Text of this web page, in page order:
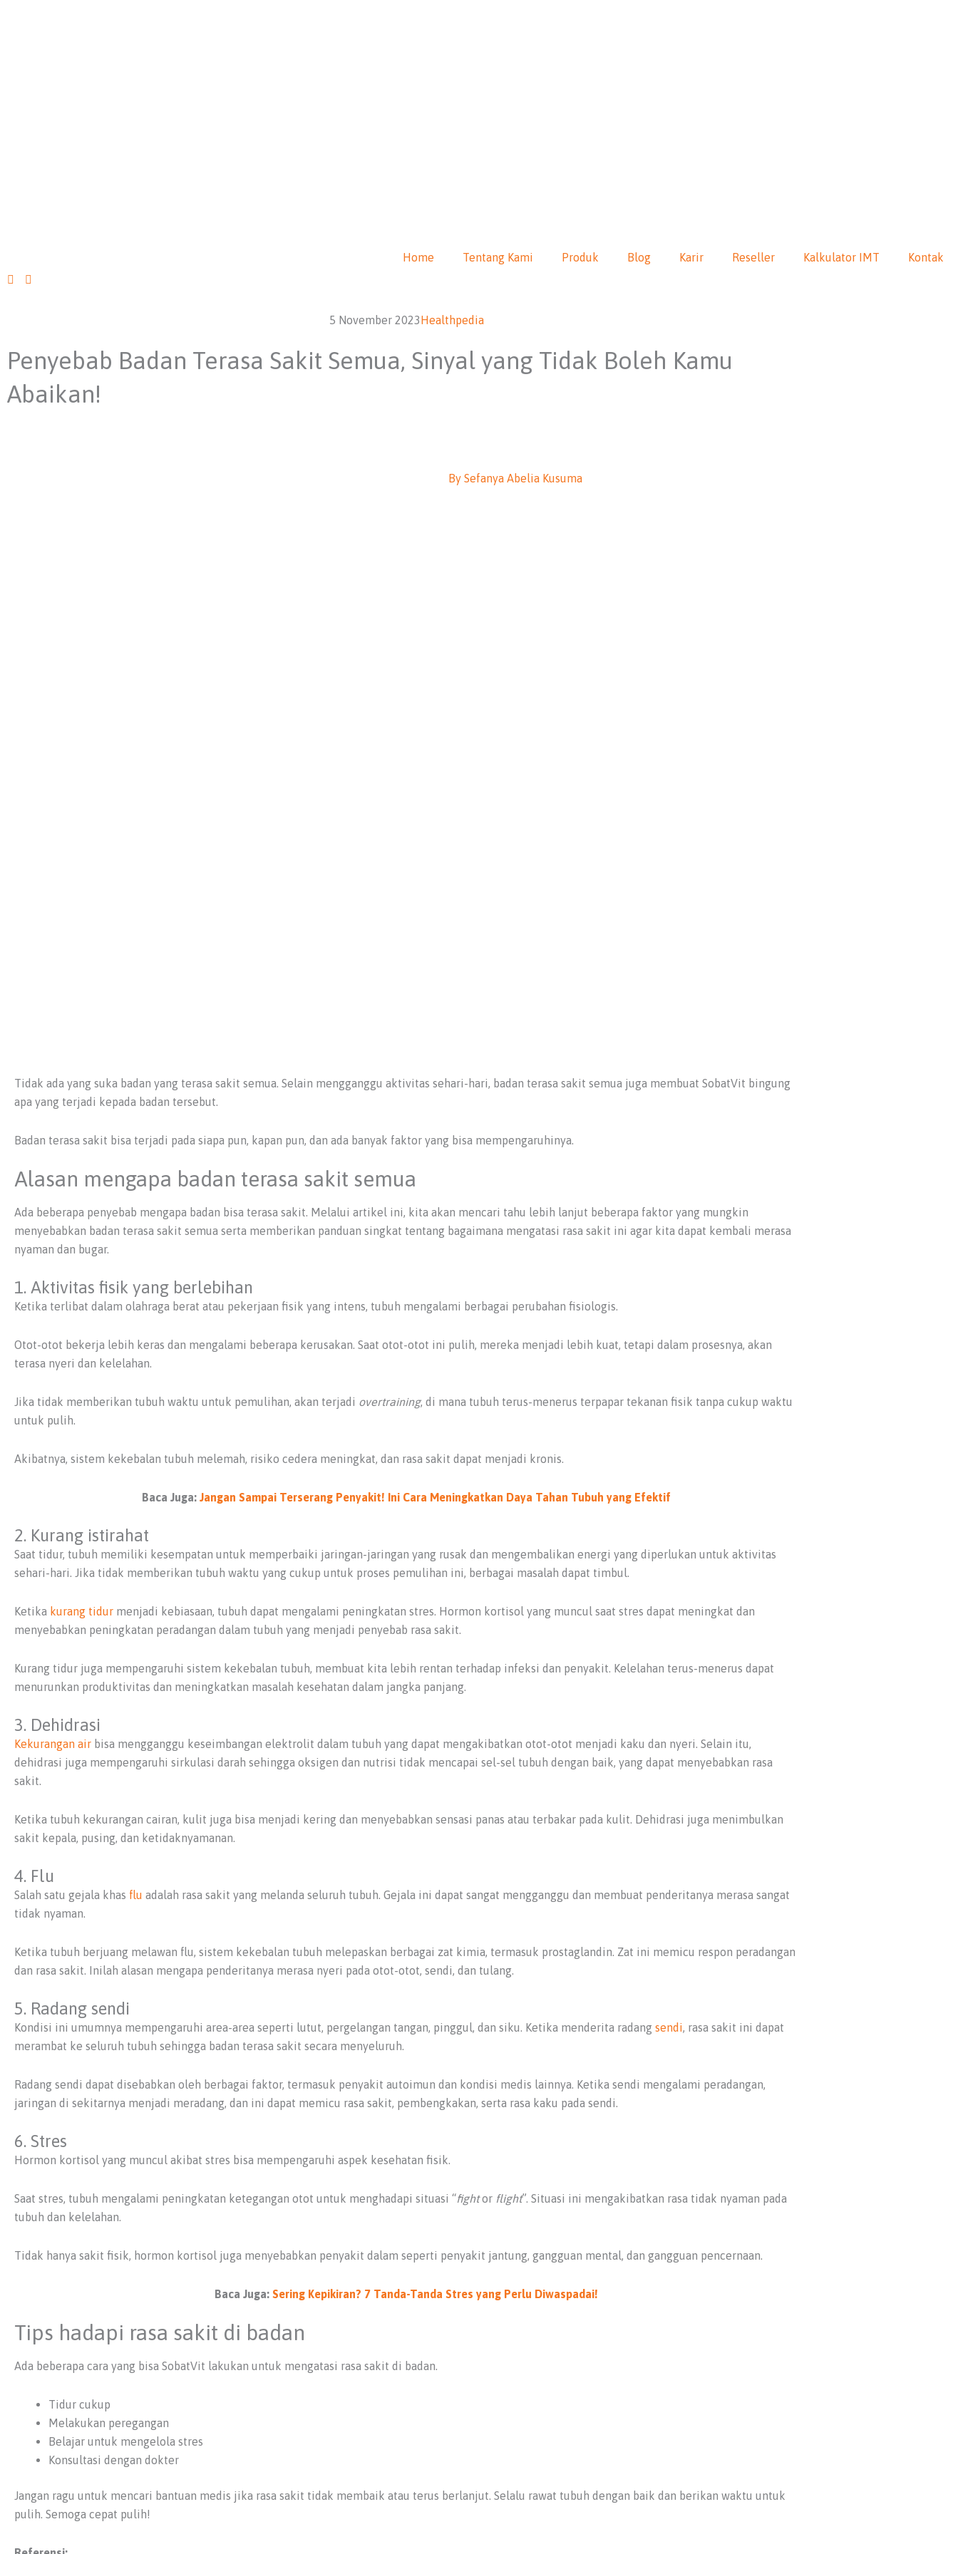
Home Tentang Kami Produk Blog Karir Reseller Kalkulator IMT Kontak
5 November 2023 Healthpedia
Penyebab Badan Terasa Sakit Semua, Sinyal yang Tidak Boleh Kamu
Abaikan!
BySefanya Abelia Kusuma
Tidak ada yang suka badan yang terasa sakit semua. Selain mengganggu aktivitas sehari-hari, badan terasa sakit semua juga membuat SobatVit bingung
apa yang terjadi kepada badan tersebut.
Badan terasa sakit bisa terjadi pada siapa pun, kapan pun, dan ada banyak faktor yang bisa mempengaruhinya.
Alasan mengapa badan terasa sakit semua
Ada beberapa penyebab mengapa badan bisa terasa sakit. Melalui artikel ini, kita akan mencari tahu lebih lanjut beberapa faktor yang mungkin
menyebabkan badan terasa sakit semua serta memberikan panduan singkat tentang bagaimana mengatasi rasa sakit ini agar kita dapat kembali merasa
nyaman dan bugar.
1. Aktivitas fisik yang berlebihan
Ketika terlibat dalam olahraga berat atau pekerjaan fisik yang intens, tubuh mengalami berbagai perubahan fisiologis.
Otot-otot bekerja lebih keras dan mengalami beberapa kerusakan. Saat otot-otot ini pulih, mereka menjadi lebih kuat, tetapi dalam prosesnya, akan
terasa nyeri dan kelelahan.
Jika tidak memberikan tubuh waktu untuk pemulihan, akan terjadi overtraining, di mana tubuh terus-menerus terpapar tekanan fisik tanpa cukup waktu
untuk pulih.
Akibatnya, sistem kekebalan tubuh melemah, risiko cedera meningkat, dan rasa sakit dapat menjadi kronis.
Baca Juga: Jangan Sampai Terserang Penyakit! Ini Cara Meningkatkan Daya Tahan Tubuh yang Efektif
2. Kurang istirahat
Saat tidur, tubuh memiliki kesempatan untuk memperbaiki jaringan-jaringan yang rusak dan mengembalikan energi yang diperlukan untuk aktivitas
sehari-hari. Jika tidak memberikan tubuh waktu yang cukup untuk proses pemulihan ini, berbagai masalah dapat timbul.
Ketika kurang tidur menjadi kebiasaan, tubuh dapat mengalami peningkatan stres. Hormon kortisol yang muncul saat stres dapat meningkat dan
menyebabkan peningkatan peradangan dalam tubuh yang menjadi penyebab rasa sakit.
Kurang tidur juga mempengaruhi sistem kekebalan tubuh, membuat kita lebih rentan terhadap infeksi dan penyakit. Kelelahan terus-menerus dapat
menurunkan produktivitas dan meningkatkan masalah kesehatan dalam jangka panjang.
3. Dehidrasi
Kekurangan air bisa mengganggu keseimbangan elektrolit dalam tubuh yang dapat mengakibatkan otot-otot menjadi kaku dan nyeri. Selain itu,
dehidrasi juga mempengaruhi sirkulasi darah sehingga oksigen dan nutrisi tidak mencapai sel-sel tubuh dengan baik, yang dapat menyebabkan rasa
sakit.
Ketika tubuh kekurangan cairan, kulit juga bisa menjadi kering dan menyebabkan sensasi panas atau terbakar pada kulit. Dehidrasi juga menimbulkan
sakit kepala, pusing, dan ketidaknyamanan.
4. Flu
Salah satu gejala khas flu adalah rasa sakit yang melanda seluruh tubuh. Gejala ini dapat sangat mengganggu dan membuat penderitanya merasa sangat
tidak nyaman.
Ketika tubuh berjuang melawan flu, sistem kekebalan tubuh melepaskan berbagai zat kimia, termasuk prostaglandin. Zat ini memicu respon peradangan
dan rasa sakit. Inilah alasan mengapa penderitanya merasa nyeri pada otot-otot, sendi, dan tulang.
5. Radang sendi
Kondisi ini umumnya mempengaruhi area-area seperti lutut, pergelangan tangan, pinggul, dan siku. Ketika menderita radang sendi, rasa sakit ini dapat
merambat ke seluruh tubuh sehingga badan terasa sakit secara menyeluruh.
Radang sendi dapat disebabkan oleh berbagai faktor, termasuk penyakit autoimun dan kondisi medis lainnya. Ketika sendi mengalami peradangan,
jaringan di sekitarnya menjadi meradang, dan ini dapat memicu rasa sakit, pembengkakan, serta rasa kaku pada sendi.
6. Stres
Hormon kortisol yang muncul akibat stres bisa mempengaruhi aspek kesehatan fisik.
Saat stres, tubuh mengalami peningkatan ketegangan otot untuk menghadapi situasi “fightor flight”. Situasi ini mengakibatkan rasa tidak nyaman pada
tubuh dan kelelahan.
Tidak hanya sakit fisik, hormon kortisol juga menyebabkan penyakit dalam seperti penyakit jantung, gangguan mental, dan gangguan pencernaan.
Baca Juga: Sering Kepikiran? 7 Tanda-Tanda Stres yang Perlu Diwaspadai!
Tips hadapi rasa sakit di badan
Ada beberapa cara yang bisa SobatVit lakukan untuk mengatasi rasa sakit di badan.
Tidur cukup
Melakukan peregangan
Belajar untuk mengelola stres
Konsultasi dengan dokter
Jangan ragu untuk mencari bantuan medis jika rasa sakit tidak membaik atau terus berlanjut. Selalu rawat tubuh dengan baik dan berikan waktu untuk
pulih. Semoga cepat pulih!